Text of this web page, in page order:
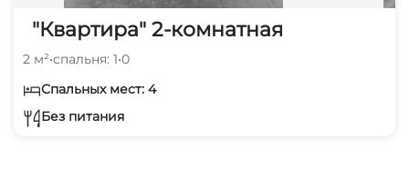
"Квартира" 2-комнатная
2 м²•спальня: 1•0
Спальных мест: 4
Без питания